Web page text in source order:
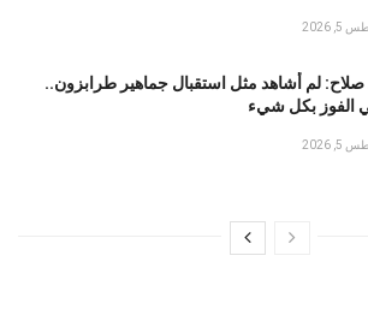
2026
لم أشاهد مثل استقبال جماهير طرابزون..
الفوز بكل شيء
2026